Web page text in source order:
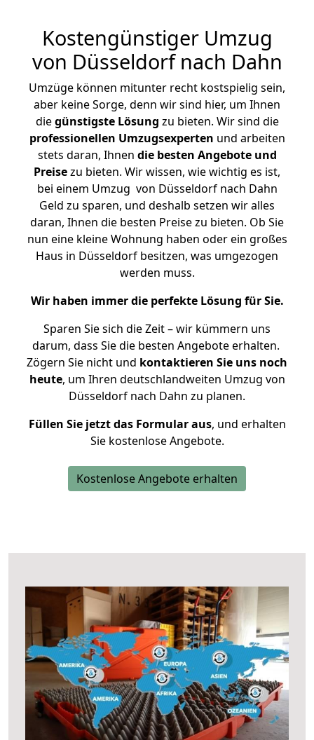
Kostengünstiger Umzug
von Düsseldorf nach Dahn
Umzüge können mitunter recht kostspielig sein,
aber keine Sorge, denn wir sind hier, um Ihnen
diegünstigste Lösung zu bieten. Wir sind die
professionellen Umzugsexperten und arbeiten
stets daran, Ihnen die besten Angebote und
Preisezu bieten. Wir wissen, wie wichtig es ist,
bei einem Umzug von Düsseldorf nach Dahn
Geld zu sparen, und deshalb setzen wir alles
daran, Ihnen die besten Preise zu bieten. Ob Sie
nun eine kleine Wohnung haben oder ein großes
Haus in Düsseldorf besitzen, was umgezogen
werden muss.
Wir haben immer die perfekte Lösung für Sie.
Sparen Sie sich die Zeit – wir kümmern uns
darum, dass Sie die besten Angebote erhalten.
Zögern Sie nicht und kontaktieren Sie uns noch
heute, um Ihren deutschlandweiten Umzug von
Düsseldorf nach Dahn zu planen.
Füllen Sie jetzt das Formular aus, und erhalten
Sie kostenlose Angebote.
Kostenlose Angebote erhalten